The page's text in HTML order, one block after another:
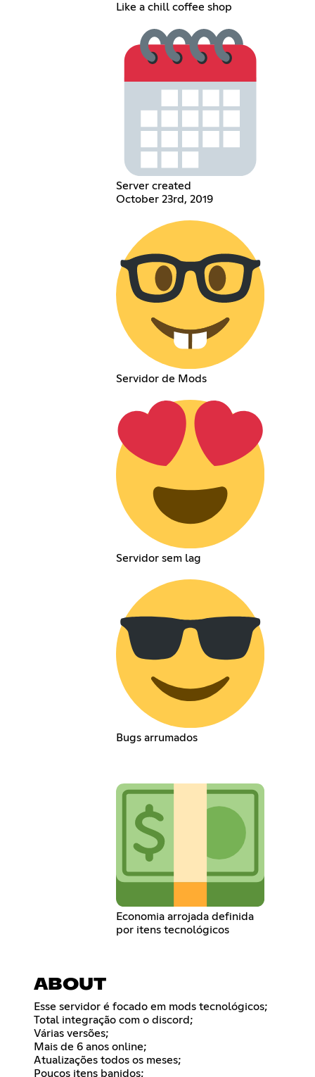
Like a chill coffee shop
Server created
October 23rd, 2019
Servidor de Mods
Servidor sem lag
Bugs arrumados
Economia arrojada definida
por itens tecnológicos
ABOUT
Esse servidor é focado em mods tecnológicos;
Total integração com o discord;
Várias versões;
Mais de 6 anos online;
Atualizações todos os meses;
Poucos itens banidos;